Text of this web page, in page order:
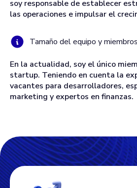
soy responsable de establecer
las operaciones e impulsar el
Tamaño del equipo y
En la actualidad, soy el único
startup. Teniendo en cuenta la
vacantes para desarrolladores,
marketing y expertos en finanzas.